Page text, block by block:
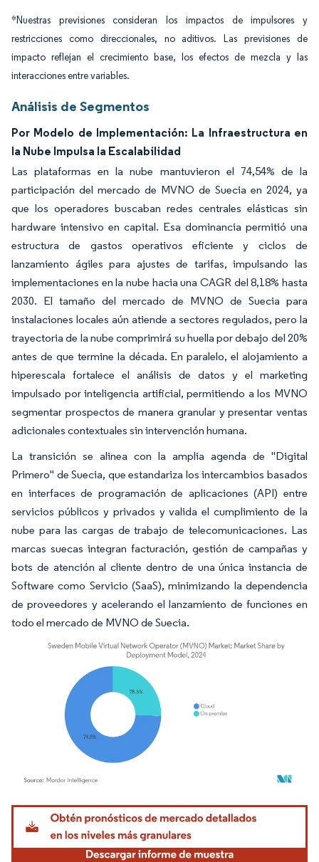
*Nuestras previsiones consideran los impactos de impulsores y
restricciones como direccionales, no aditivos. Las previsiones de
impacto reflejan el crecimiento base, los efectos de mezcla y las
interacciones entre variables.
Análisis de Segmentos
Por Modelo de Implementación: La Infraestructura en
la Nube Impulsa la Escalabilidad
Las plataformas en la nube mantuvieron el 74,54% de la
participación del mercado de MVNO de Suecia en 2024, ya
que los operadores buscaban redes centrales elásticas sin
hardware intensivo en capital. Esa dominancia permitió una
estructura de gastos operativos eficiente y ciclos de
lanzamiento ágiles para ajustes de tarifas, impulsando las
implementaciones en la nube hacia una CAGR del 8,18% hasta
2030. El tamaño del mercado de MVNO de Suecia para
instalaciones locales aún atiende a sectores regulados, pero la
trayectoria de la nube comprimirá su huella por debajo del 20%
antes de que termine la década. En paralelo, el alojamiento a
hiperescala fortalece el análisis de datos y el marketing
impulsado por inteligencia artificial, permitiendo a los MVNO
segmentar prospectos de manera granular y presentar ventas
adicionales contextuales sin intervención humana.
La transición se alinea con la amplia agenda de "Digital
Primero" de Suecia, que estandariza los intercambios basados
en interfaces de programación de aplicaciones (API) entre
servicios públicos y privados y valida el cumplimiento de la
nube para las cargas de trabajo de telecomunicaciones. Las
marcas suecas integran facturación, gestión de campañas y
bots de atención al cliente dentro de una única instancia de
Software como Servicio (SaaS), minimizando la dependencia
de proveedores y acelerando el lanzamiento de funciones en
todo el mercado de MVNO de Suecia.
Imagen © Mordor Intelligence. El uso requiere atribución según CC BY 4.0.